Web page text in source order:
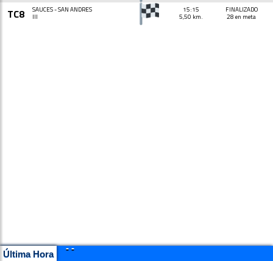
TC8
SAUCES - SAN ANDRES
III
15:15
5,50 km.
FINALIZADO
28 en meta
Última Hora
- -